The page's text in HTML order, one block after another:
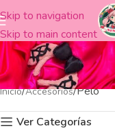
Skip to navigation
Skip to main content
Inicio Accesorios Pelo
Ver Categorías